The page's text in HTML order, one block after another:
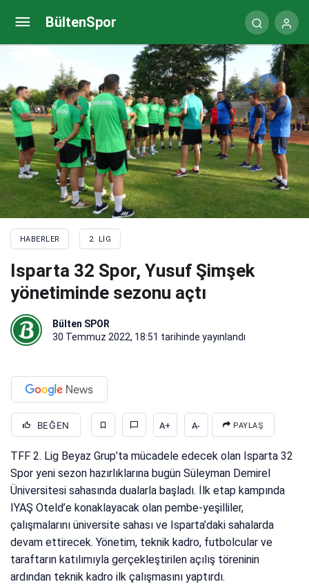
BültenSpor
HABERLER 2. LIG
Isparta 32 Spor, Yusuf Şimşek
yönetiminde sezonu açtı
Bülten SPOR
30 Temmuz 2022, 18:51 tarihinde yayınlandı
BEĞEN A+ A- PAYLAŞ
TFF 2. Lig Beyaz Grup’ta mücadele edecek olan Isparta 32
Spor yeni sezon hazırlıklarına bugün Süleyman Demirel
Üniversitesi sahasında dualarla başladı. İlk etap kampında
IYAŞ Oteld’e konaklayacak olan pembe-yeşilliler,
çalışmalarını üniversite sahası ve Isparta’daki sahalarda
devam ettirecek. Yönetim, teknik kadro, futbolcular ve
taraftarın katılımıyla gerçekleştirilen açılış töreninin
ardından teknik kadro ilk çalışmasını yaptırdı.
Uşakspor’un devredilmesi için imzalar atıldı